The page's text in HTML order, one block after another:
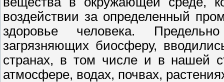
воздействии за определенный
здоровье человека.
загрязняющих биосферу,
странах, в том числе и в нашей
атмосфере, водах, почвах,